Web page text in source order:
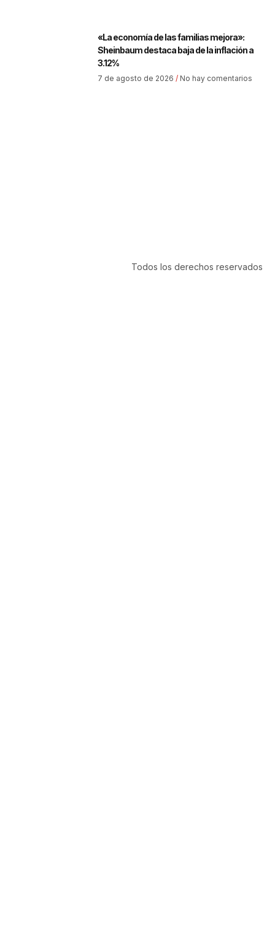
«La economía de las familias mejora»:
Sheinbaum destaca baja de la inflación a
3.12%
7 de agosto de 2026 No hay comentarios
Todos los derechos reservados